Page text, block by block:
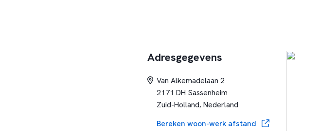
Adresgegevens
Van Alkemadelaan 2
2171 DH Sassenheim
Zuid-Holland, Nederland
Bereken woon-werk afstand